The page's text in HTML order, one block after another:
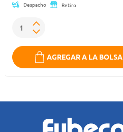
Despacho Retiro
AGREGAR A LA BOLSA